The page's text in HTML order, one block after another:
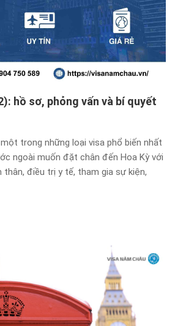
hồ sơ, phỏng vấn và bí quyết
trong những loại visa phổ biến nhất
ngoài muốn đặt chân đến Hoa Kỳ với
điều trị y tế, tham gia sự kiện,